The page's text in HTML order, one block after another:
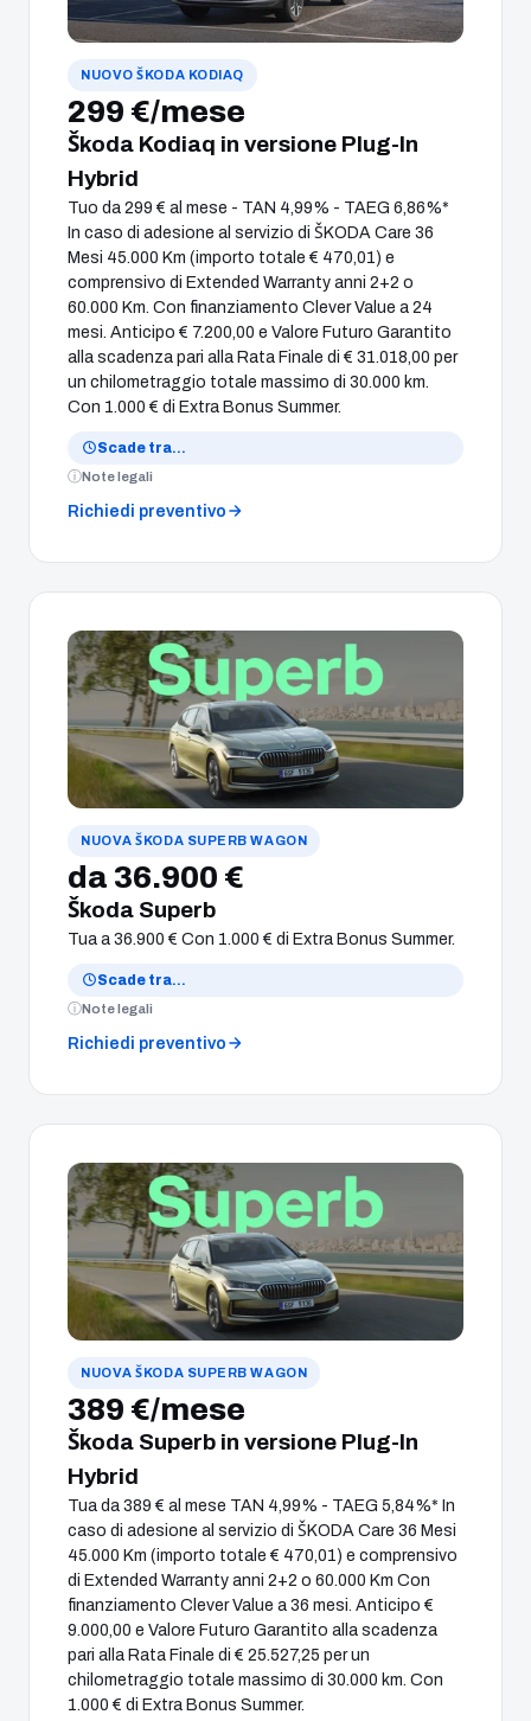
NUOVO ŠKODA KODIAQ
299 €/mese
Škoda Kodiaq in versione Plug-In
Hybrid
Tuo da 299 € al mese - TAN 4,99% - TAEG 6,86%*
In caso di adesione al servizio di ŠKODA Care 36
Mesi 45.000 Km (importo totale € 470,01) e
comprensivo di Extended Warranty anni 2+2 o
60.000 Km. Con finanziamento Clever Value a 24
mesi. Anticipo € 7.200,00 e Valore Futuro Garantito
alla scadenza pari alla Rata Finale di € 31.018,00 per
un chilometraggio totale massimo di 30.000 km.
Con 1.000 € di Extra Bonus Summer.
Scade tra…
Note legali
Richiedi preventivo
NUOVA ŠKODA SUPERB WAGON
da 36.900 €
Škoda Superb
Tua a 36.900 € Con 1.000 € di Extra Bonus Summer.
Scade tra…
Note legali
Richiedi preventivo
NUOVA ŠKODA SUPERB WAGON
389 €/mese
Škoda Superb in versione Plug-In
Hybrid
Tua da 389 € al mese TAN 4,99% - TAEG 5,84%* In
caso di adesione al servizio di ŠKODA Care 36 Mesi
45.000 Km (importo totale € 470,01) e comprensivo
di Extended Warranty anni 2+2 o 60.000 Km Con
finanziamento Clever Value a 36 mesi. Anticipo €
9.000,00 e Valore Futuro Garantito alla scadenza
pari alla Rata Finale di € 25.527,25 per un
chilometraggio totale massimo di 30.000 km. Con
1.000 € di Extra Bonus Summer.